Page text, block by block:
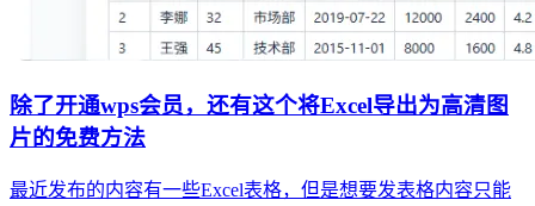
除了开通wps会员，还有这个将Excel导出为高清图
片的免费方法
最近发布的内容有一些Excel表格，但是想要发表格内容只能